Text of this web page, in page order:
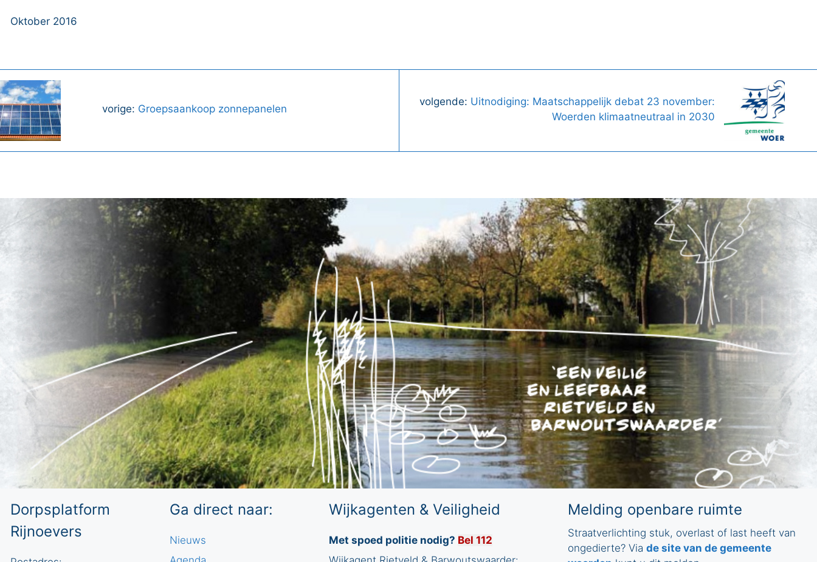
Oktober 2016
vorige: Groepsaankoop zonnepanelen
volgende: Uitnodiging: Maatschappelijk debat 23 november:
Woerden klimaatneutraal in 2030
Dorpsplatform
Rijnoevers
Ga direct naar:
Nieuws
Wijkagenten & Veiligheid
Met spoed politie nodig? Bel 112
Melding openbare ruimte
Straatverlichting stuk, overlast of last heeft van
ongedierte? Via de site van de gemeente